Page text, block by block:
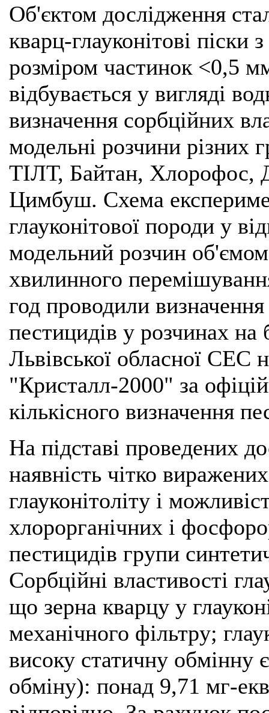
Об'єктом дослідження
кварц-глауконітові піски
розміром частинок <0,5
відбувається у вигляді
визначення сорбційних
модельні розчини
ТІЛТ, Байтан,
Цимбуш. Схема
глауконітової породи у
модельний розчин
хвилинного
год проводили
пестицидів у розчинах на
Львівської обласної СЕС
"Кристалл-2000" за
кількісного визначення
На підставі проведених
наявність чітко
глауконітоліту і
хлорорганічних і
пестицидів групи
Сорбційні властивості
що зерна кварцу у
механічного фільтру;
високу статичну обмінну
обміну): понад 9,71 мг-